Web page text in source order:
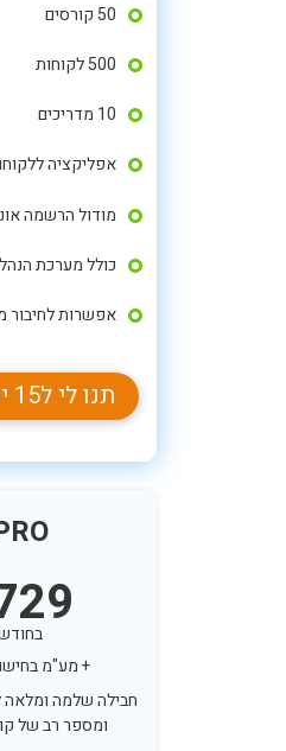
50 קורסים
500 לקוחות
10 מדריכים
אפליקציה
מודול הרשמה
כולל מערכת
אפשרות לחיבור
תנו לי ל15 יום חינם
+ מע"מ
חבילה שלמה ומלאה
ומספר רב של